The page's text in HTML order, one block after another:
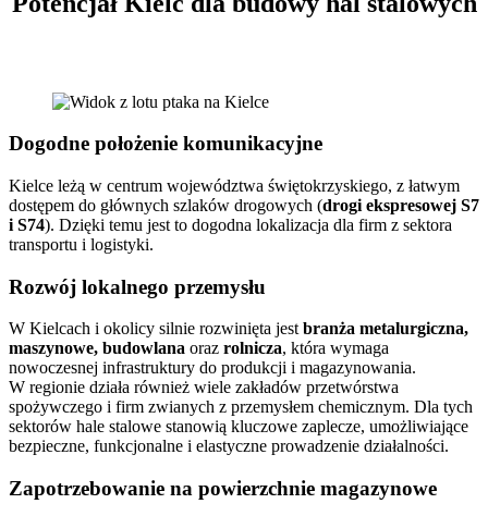
Dogodne położenie komunikacyjne
Kielce leżą w centrum województwa świętokrzyskiego, z łatwym
dostępem do głównych szlaków drogowych (drogi ekspresowej S7
i S74). Dzięki temu jest to dogodna lokalizacja dla firm z sektora
transportu i logistyki.
Rozwój lokalnego przemysłu
W Kielcach i okolicy silnie rozwinięta jestbranża metalurgiczna,
maszynowe, budowlana oraz rolnicza, która wymaga
nowoczesnej infrastruktury do produkcji i magazynowania.
W regionie działa również wiele zakładów przetwórstwa
spożywczego i firm zwianych z przemysłem chemicznym. Dla tych
sektorów hale stalowe stanowią kluczowe zaplecze, umożliwiające
bezpieczne, funkcjonalne i elastyczne prowadzenie działalności.
Zapotrzebowanie na powierzchnie magazynowe